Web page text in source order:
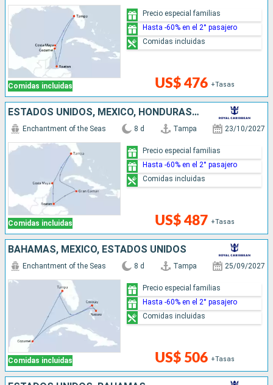
Comidas incluidas US$ 476 +Tasas
Precio especial familias
Hasta -60% en el 2° pasajero
Comidas incluidas
ESTADOS UNIDOS, MÉXICO, HONDURAS, ISLAS CAIMÁN
Comidas incluidas
Enchantment of the Seas 8 d Tampa 23/10/2027
US$ 487 +Tasas
Precio especial familias
Hasta -60% en el 2° pasajero
Comidas incluidas
BAHAMAS, MÉXICO, ESTADOS UNIDOS
Comidas incluidas
Enchantment of the Seas 8 d Tampa 25/09/2027
US$ 506 +Tasas
Precio especial familias
Hasta -60% en el 2° pasajero
Comidas incluidas